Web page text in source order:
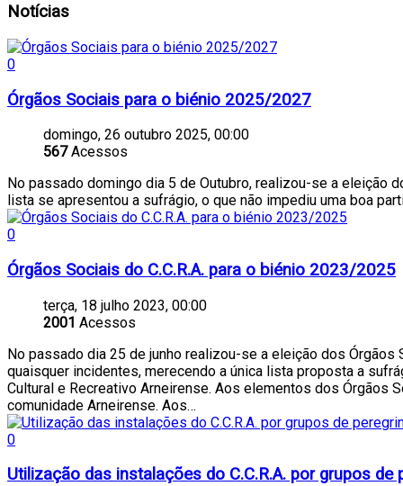
Notícias
0
Órgãos Sociais para o biénio 2025/2027
domingo, 26 outubro 2025, 00:00
567Acessos
No passado domingo dia 5 de Outubro, realizou-se a eleição
lista se apresentou a sufrágio, o que não impediu uma boa
0
Órgãos Sociais do C.C.R.A. para o biénio 2023/2025
terça, 18 julho 2023, 00:00
2001 Acessos
No passado dia 25 de junho realizou-se a eleição dos
quaisquer incidentes, merecendo a única lista proposta a
Cultural e Recreativo Arneirense. Aos elementos dos
comunidade Arneirense. Aos…
0
Utilização das instalações do C.C.R.A. por grupos de